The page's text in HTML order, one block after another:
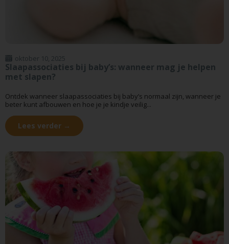
Slaapassociaties bij baby’s: wanneer mag je helpen
met slapen?
oktober 10, 2025
Ontdek wanneer slaapassociaties bij baby’s normaal zijn, wanneer je
beter kunt afbouwen en hoe je je kindje veilig...
Lees verder →